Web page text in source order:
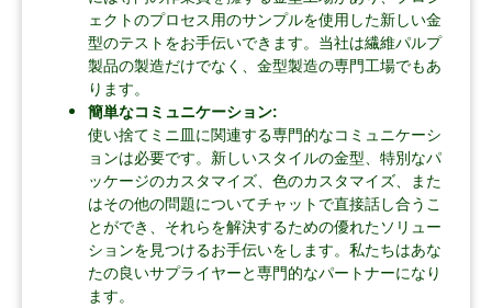
ェクトのプロセス用のサンプルを使用した新しい金
型のテストをお手伝いできます。当社は繊維パルプ
製品の製造だけでなく、金型製造の専門工場でもあ
ります。
簡単なコミュニケーション:
使い捨てミニ皿に関連する専門的なコミュニケーシ
ョンは必要です。新しいスタイルの金型、特別なパ
ッケージのカスタマイズ、色のカスタマイズ、また
はその他の問題についてチャットで直接話し合うこ
とができ、それらを解決するための優れたソリュー
ションを見つけるお手伝いをします。私たちはあな
たの良いサプライヤーと専門的なパートナーになり
ます。